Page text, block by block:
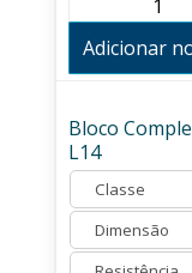
Família
29
Canaleta
-
L14
quantidade
Adicionar
Bloco
L14